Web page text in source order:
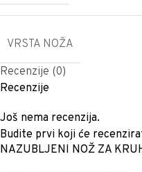
VRSTA NOŽA
Recenzije (0)
Recenzije
Još nema recenzija.
Budite prvi koji će
NAZUBLJENI NOŽ ZA